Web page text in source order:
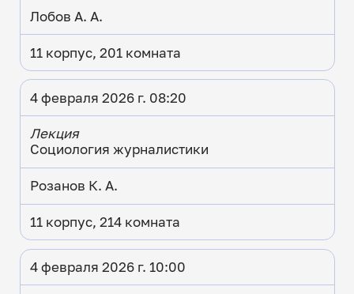
Лобов А. А.
11 корпус, 201 комната
4 февраля 2026 г. 08:20
Лекция
Социология журналистики
Розанов К. А.
11 корпус, 214 комната
4 февраля 2026 г. 10:00